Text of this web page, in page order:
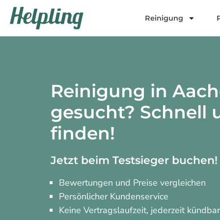
springen
Reinigung
Reinigung in
gesucht? Schnell
finden!
Jetzt beim Testsieger buchen!
Bewertungen und Preise vergleichen
Persönlicher Kundenservice
Keine Vertragslaufzeit, jederzeit kündbar